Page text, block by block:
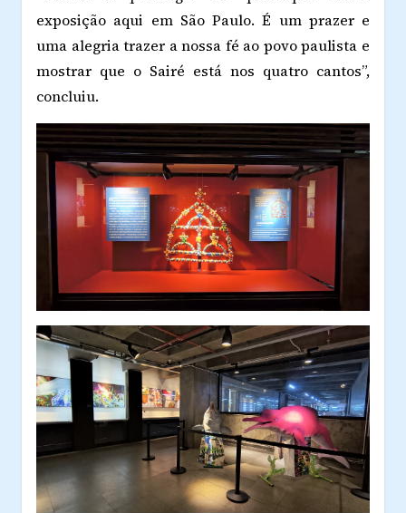
exposição aqui em São Paulo. É um prazer e
uma alegria trazer a nossa fé ao povo paulista e
mostrar que o Sairé está nos quatro cantos”,
concluiu.